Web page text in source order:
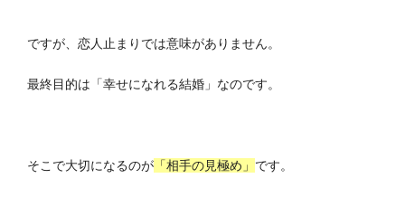
ですが、恋人止まりでは意味がありません。
最終目的は「幸せになれる結婚」なのです。
そこで大切になるのが 「相手の見極め」 です。